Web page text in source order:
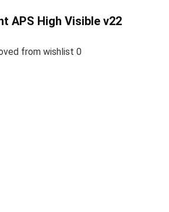
APS High Visible v22
from wishlist 0